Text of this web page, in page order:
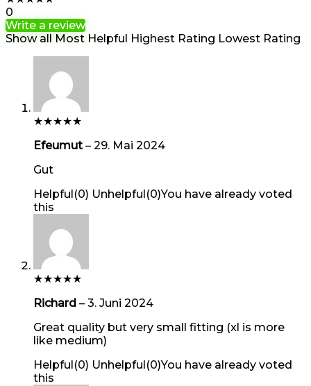
0
Write a review
Show all Most Helpful Highest Rating Lowest Rating
★★★★★
Efeumut – 29. Mai 2024
Gut
Helpful(0) Unhelpful(0)You have already voted
this
★★★★★
Richard – 3. Juni 2024
Great quality but very small fitting (xl is more
like medium)
Helpful(0) Unhelpful(0)You have already voted
this